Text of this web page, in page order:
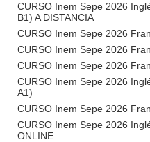
CURSO Inem Sepe 2026
B1) A DISTANCIA
CURSO Inem Sepe 2026
CURSO Inem Sepe 2026
CURSO Inem Sepe 2026
CURSO Inem Sepe 2026
A1)
CURSO Inem Sepe 2026
CURSO Inem Sepe 2026
ONLINE